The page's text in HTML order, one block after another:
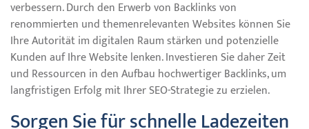
verbessern. Durch den Erwerb von Backlinks von
renommierten und themenrelevanten Websites können Sie
Ihre Autorität im digitalen Raum stärken und potenzielle
Kunden auf Ihre Website lenken. Investieren Sie daher Zeit
und Ressourcen in den Aufbau hochwertiger Backlinks, um
langfristigen Erfolg mit Ihrer SEO-Strategie zu erzielen.
Sorgen Sie für schnelle Ladezeiten